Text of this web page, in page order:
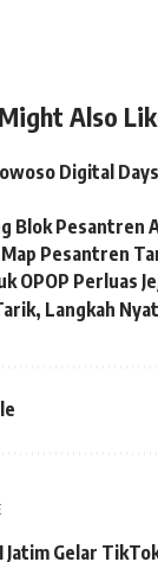
Also
Digital
Blok Pesantren
Map Pesantren
OPOP Perluas
Langkah
Jatim Gelar